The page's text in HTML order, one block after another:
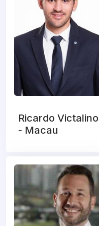
Ricardo Victalino
- Macau